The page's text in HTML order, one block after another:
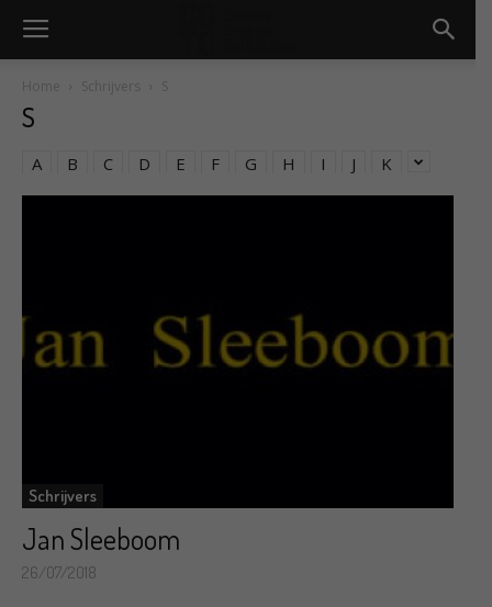
Home Schrijvers S
S
A B C D E F G H I J K
Schrijvers
Jan Sleeboom
26/07/2018